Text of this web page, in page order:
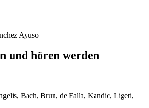
Ayuso
und hören werden
Bach, Brun, de Falla, Kandic, Ligeti,